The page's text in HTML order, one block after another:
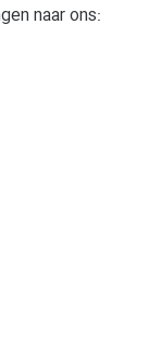
naar ons: